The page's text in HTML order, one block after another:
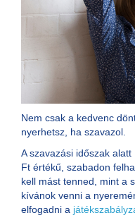
Nem csak a kedvenc
nyerhetsz, ha szavazol.
A szavazási időszak
Ft értékű, szabadon
kell mást tenned, mint a
kívánok venni a
elfogadni a